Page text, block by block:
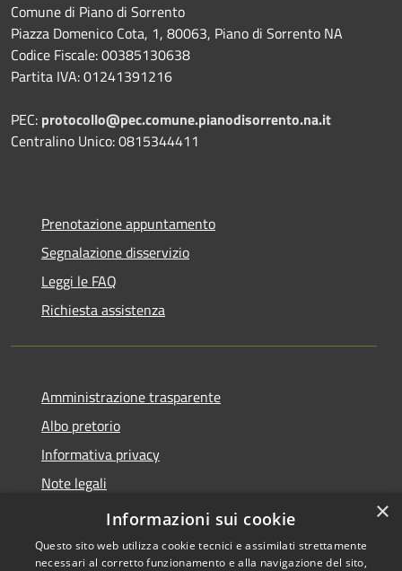
Comune di Piano di Sorrento
Piazza Domenico Cota, 1, 80063, Piano di Sorrento NA
Codice Fiscale: 00385130638
Partita IVA: 01241391216
PEC: protocollo@pec.comune.pianodisorrento.na.it
Centralino Unico: 0815344411
Prenotazione appuntamento
Segnalazione disservizio
Leggi le FAQ
Richiesta assistenza
Amministrazione trasparente
Albo pretorio
Informativa privacy
Note legali
Dichiarazione di accessibilità
×
Informazioni sui cookie
Questo sito web utilizza cookie tecnici e assimilati strettamente
necessari al corretto funzionamento e alla navigazione del sito,